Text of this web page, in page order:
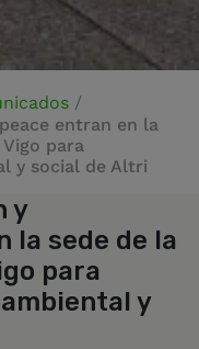
/
entran en la
para
y social de Altri
y
la sede de la
para
y